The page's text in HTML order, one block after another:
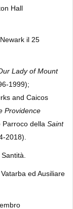
Hall
il 25
Lady of Mount
1999);
and Caicos
Providence
Parroco della Saint
2018).
ed Ausiliare